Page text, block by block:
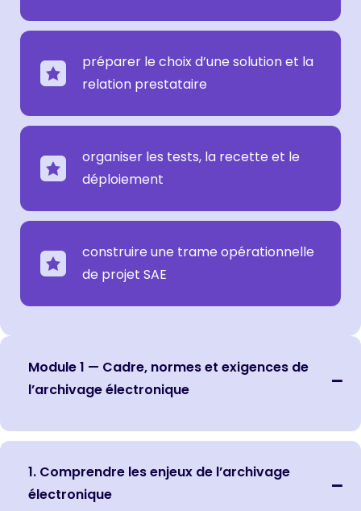
préparer le choix d’une solution et la
relation prestataire
organiser les tests, la recette et le
déploiement
construire une trame opérationnelle
de projet SAE
Module 1 — Cadre, normes et exigences de
l’archivage électronique
1. Comprendre les enjeux de l’archivage
électronique